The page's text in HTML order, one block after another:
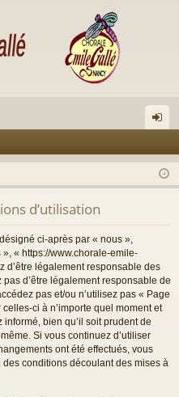
ne
xi
d’utilisation
ci-après par « nous »,
« https://www.chorale-emile-
d’être légalement responsable des
d’être légalement responsable de
pas et/ou n’utilisez pas « Page
ci à n’importe quel moment et
bien qu’il soit prudent de
Si vous continuez d’utiliser
ont été effectués, vous
conditions découlant des mises à